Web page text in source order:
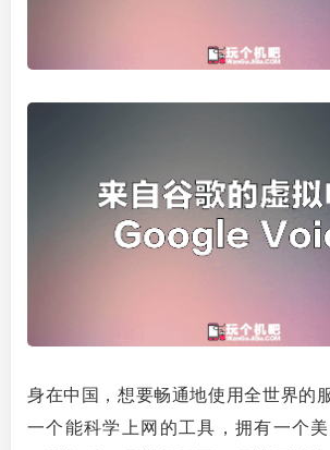
身在中国，想要畅通地使用全世界的
一个能科学上网的工具，拥有一个